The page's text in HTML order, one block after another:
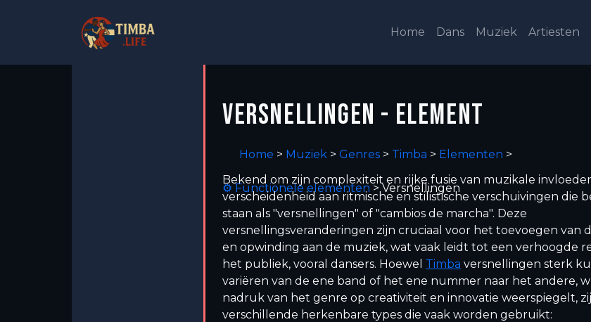
Home Dans Muziek Artiesten
VERSNELLINGEN - ELEMENT
Home > Muziek > Genres > Timba > Elementen >
⚙ Functionele elementen> Versnellingen
Bekend om zijn complexiteit en rijke fusie van muzikale
verscheidenheid aan ritmische en stilistische verschuivingen die
staan als "versnellingen" of "cambios de marcha". Deze
versnellingsveranderingen zijn cruciaal voor het toevoegen van
en opwinding aan de muziek, wat vaak leidt tot een verhoogde
het publiek, vooral dansers. Hoewel Timba versnellingen sterk
variëren van de ene band of het ene nummer naar het andere,
nadruk van het genre op creativiteit en innovatie weerspiegelt,
verschillende herkenbare types die vaak worden gebruikt: